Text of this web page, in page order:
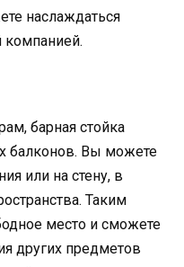
наслаждаться
барная стойка
балконов. Вы можете
или на стену, в
Таким
место и сможете
других предметов